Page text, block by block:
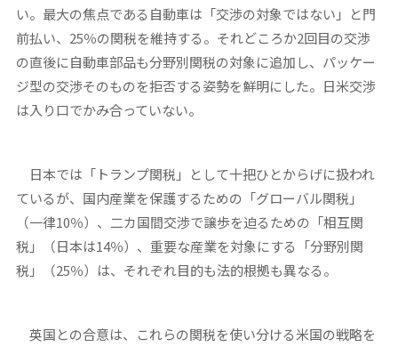
い。最大の焦点である自動車は「交渉の対象ではない」と門
前払い、25％の関税を維持する。それどころか2回目の交渉
の直後に自動車部品も分野別関税の対象に追加し、パッケー
ジ型の交渉そのものを拒否する姿勢を鮮明にした。日米交渉
は入り口でかみ合っていない。
日本では「トランプ関税」として十把ひとからげに扱われ
ているが、国内産業を保護するための「グローバル関税」
（一律10％）、二カ国間交渉で譲歩を迫るための「相互関
税」（日本は14％）、重要な産業を対象にする「分野別関
税」（25％）は、それぞれ目的も法的根拠も異なる。
英国との合意は、これらの関税を使い分ける米国の戦略を